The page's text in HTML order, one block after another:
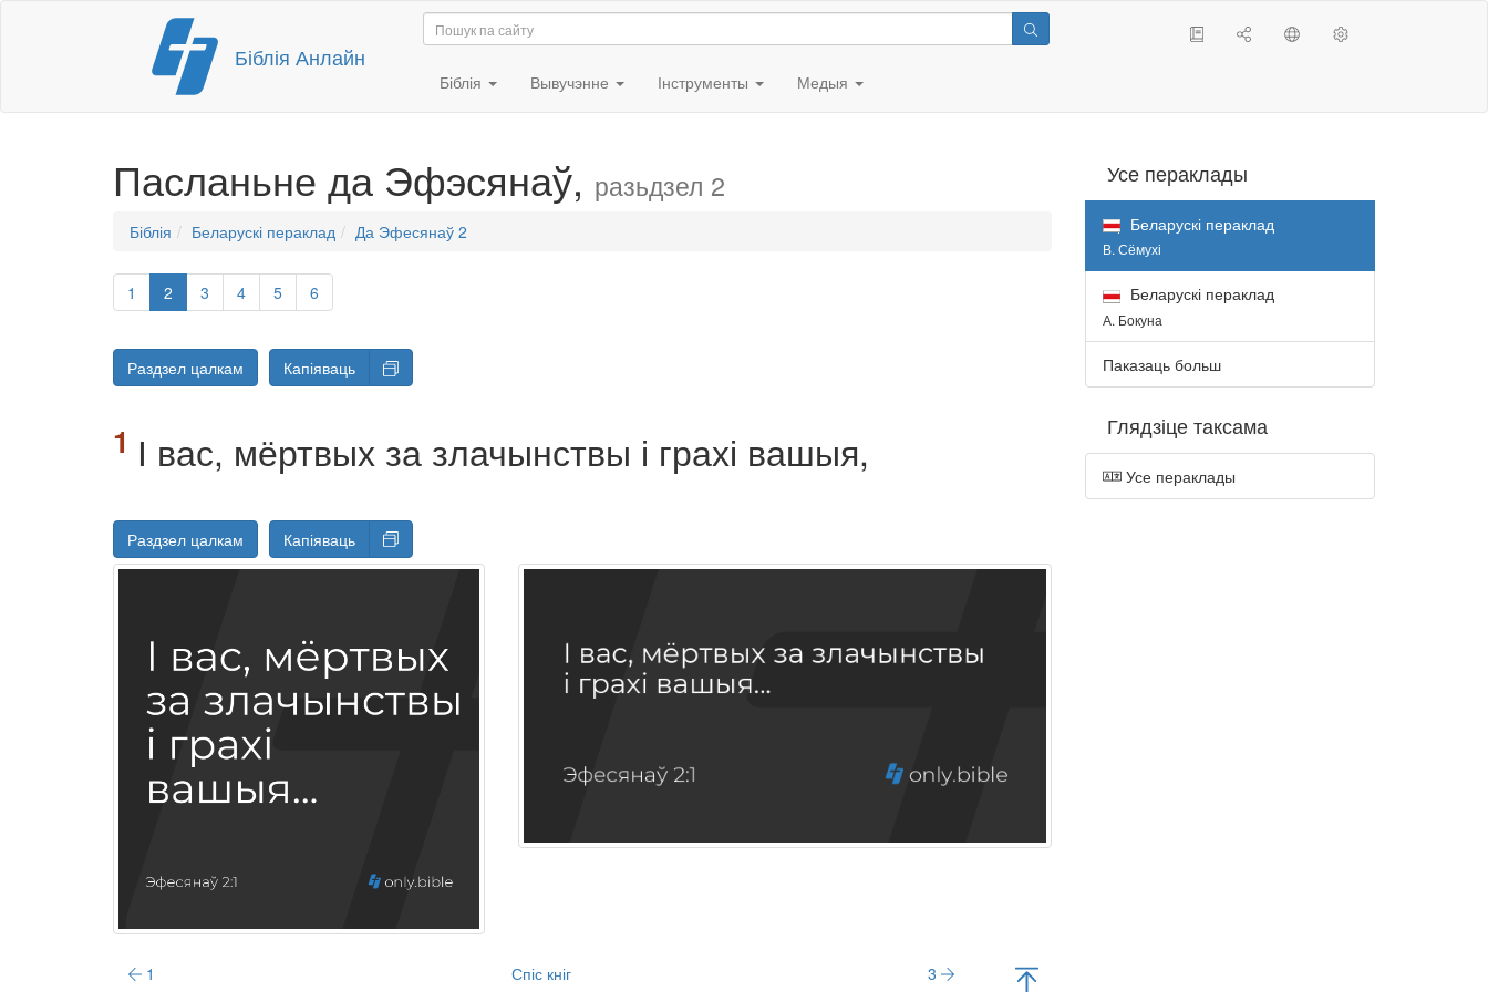
Перайсці
змесціва
Біблія Анлайн
Біблія Вывучэнне Інструменты Медыя
Пасланьне да Эфэсянаў, разьдзел 2
Біблія Беларускі пераклад Да Эфесянаў 2
1 2 3 4 5 6
Раздзел цалкам Капіяваць
І вас, мёртвых за злачынствы і грахі вашыя,
Раздзел цалкам Капіяваць
1 Спіс кніг 3
Усе пераклады
Беларускі пераклад
В. Сёмухі
Беларускі пераклад
А. Бокуна
Паказаць больш
Глядзіце таксама
Усе пераклады